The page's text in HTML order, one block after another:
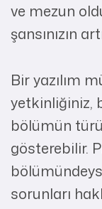
ve mezun
şansınızın
Bir yazılım
yetkinliğiniz,
bölümün
gösterebilir.
sorunları